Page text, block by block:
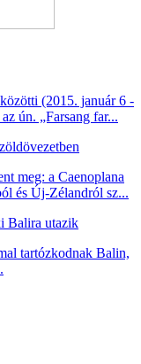
(2015. január 6 -
ún. „Farsang far...
meg: a Caenoplana
és Új-Zélandról sz...
Balira utazik
tartózkodnak Balin,